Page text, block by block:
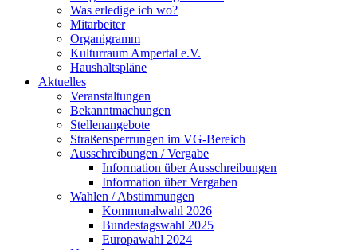
Was erledige ich wo?
Mitarbeiter
Organigramm
Kulturraum Ampertal e.V.
Haushaltspläne
Aktuelles
Veranstaltungen
Bekanntmachungen
Stellenangebote
Straßensperrungen im VG-Bereich
Ausschreibungen / Vergabe
Information über Ausschreibungen
Information über Vergaben
Wahlen / Abstimmungen
Kommunalwahl 2026
Bundestagswahl 2025
Europawahl 2024